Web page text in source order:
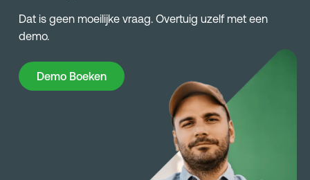
Dat is geen moeilijke vraag. Overtuig uzelf met een
demo.
Demo Boeken
Demo Boeken